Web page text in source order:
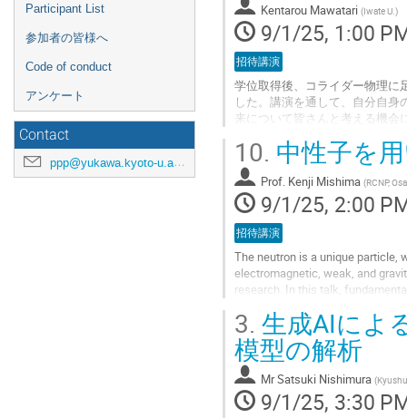
Participant List
参加者の皆様へ
Code of conduct
アンケート
Contact
ppp@yukawa.kyoto-u.ac.jp
Kentarou Mawatari (Iwate U. )
9/1/25, 1:00
招待講演
学位取得後、コライダー物理に
した。講演を通して、自分自
来について皆さんと考える機会
Go
to
contribution
page
10. 中性子を
Prof. Kenji Mishima (RCNP,
9/1/25, 2:00
招待講演
The neutron is a unique particle,
electromagnetic, weak, and
research. In this talk,
The neutron lifetime is an
Go
to
contribution
page
3. 生成AIによ
模型の解析
MrSatsuki Nishimura (
9/1/25, 3:30